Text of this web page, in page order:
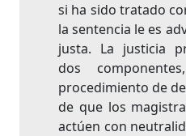
si ha sido tratado
la sentencia le es
justa. La justicia
dos
procedimiento de
de que los
actúen con